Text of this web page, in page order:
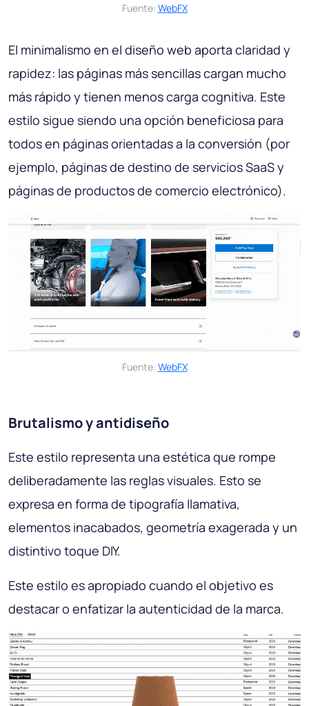
Fuente: WebFX
El minimalismo en el diseño web aporta claridad y
rapidez: las páginas más sencillas cargan mucho
más rápido y tienen menos carga cognitiva. Este
estilo sigue siendo una opción beneficiosa para
todos en páginas orientadas a la conversión (por
ejemplo, páginas de destino de servicios SaaS y
páginas de productos de comercio electrónico).
Fuente: WebFX
Brutalismo y antidiseño
Este estilo representa una estética que rompe
deliberadamente las reglas visuales. Esto se
expresa en forma de tipografía llamativa,
elementos inacabados, geometría exagerada y un
distintivo toque DIY.
Este estilo es apropiado cuando el objetivo es
destacar o enfatizar la autenticidad de la marca.